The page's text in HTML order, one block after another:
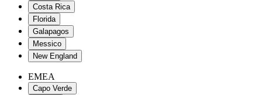
Costa Rica
Florida
Galapagos
Messico
New England
EMEA
Capo Verde